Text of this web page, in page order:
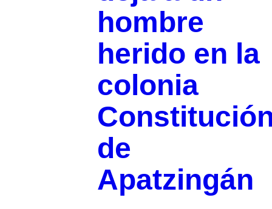
hombre
herido en la
colonia
de
Apatzingán